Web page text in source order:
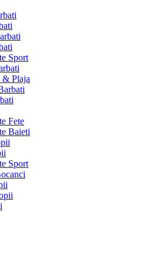
Sport
& Plaja
Fete
Baieti
Sport